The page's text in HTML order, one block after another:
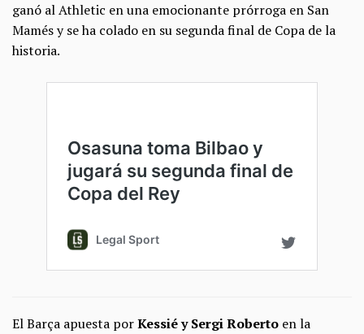
ganó al Athletic en una emocionante prórroga en San
Mamés y se ha colado en su segunda final de Copa de la
historia.
El Barça apuesta porKessié y Sergi Roberto en la